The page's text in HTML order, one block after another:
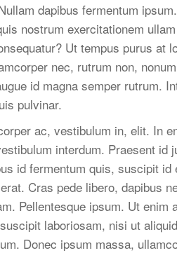
dapibus fermentum
nostrum exercitationem
Ut tempus purus at
nec, rutrum non,
id magna semper rutrum.
pulvinar.
ac, vestibulum in, elit. In
interdum. Praesent id
id fermentum quis, suscipit id
Cras pede libero, dapibus
Pellentesque ipsum. Ut enim
laboriosam, nisi ut
Donec ipsum massa,